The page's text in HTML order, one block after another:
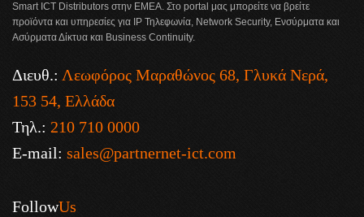
Smart ICT Distributors στην ΕΜΕΑ. Στο portal μας μπορείτε να βρείτε
προϊόντα και υπηρεσίες για IP Τηλεφωνία, Network Security, Ενσύρματα και
Ασύρματα Δίκτυα και Business Continuity.
Διευθ.: Λεωφόρος Μαραθώνος 68, Γλυκά Νερά,
153 54, Ελλάδα
Τηλ.: 210 710 0000
E-mail: sales@partnernet-ict.com
FollowUs